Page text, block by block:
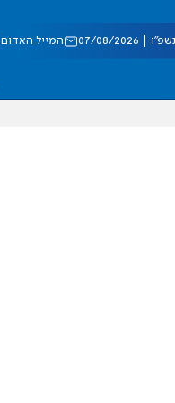
08/2026 המייל האדום